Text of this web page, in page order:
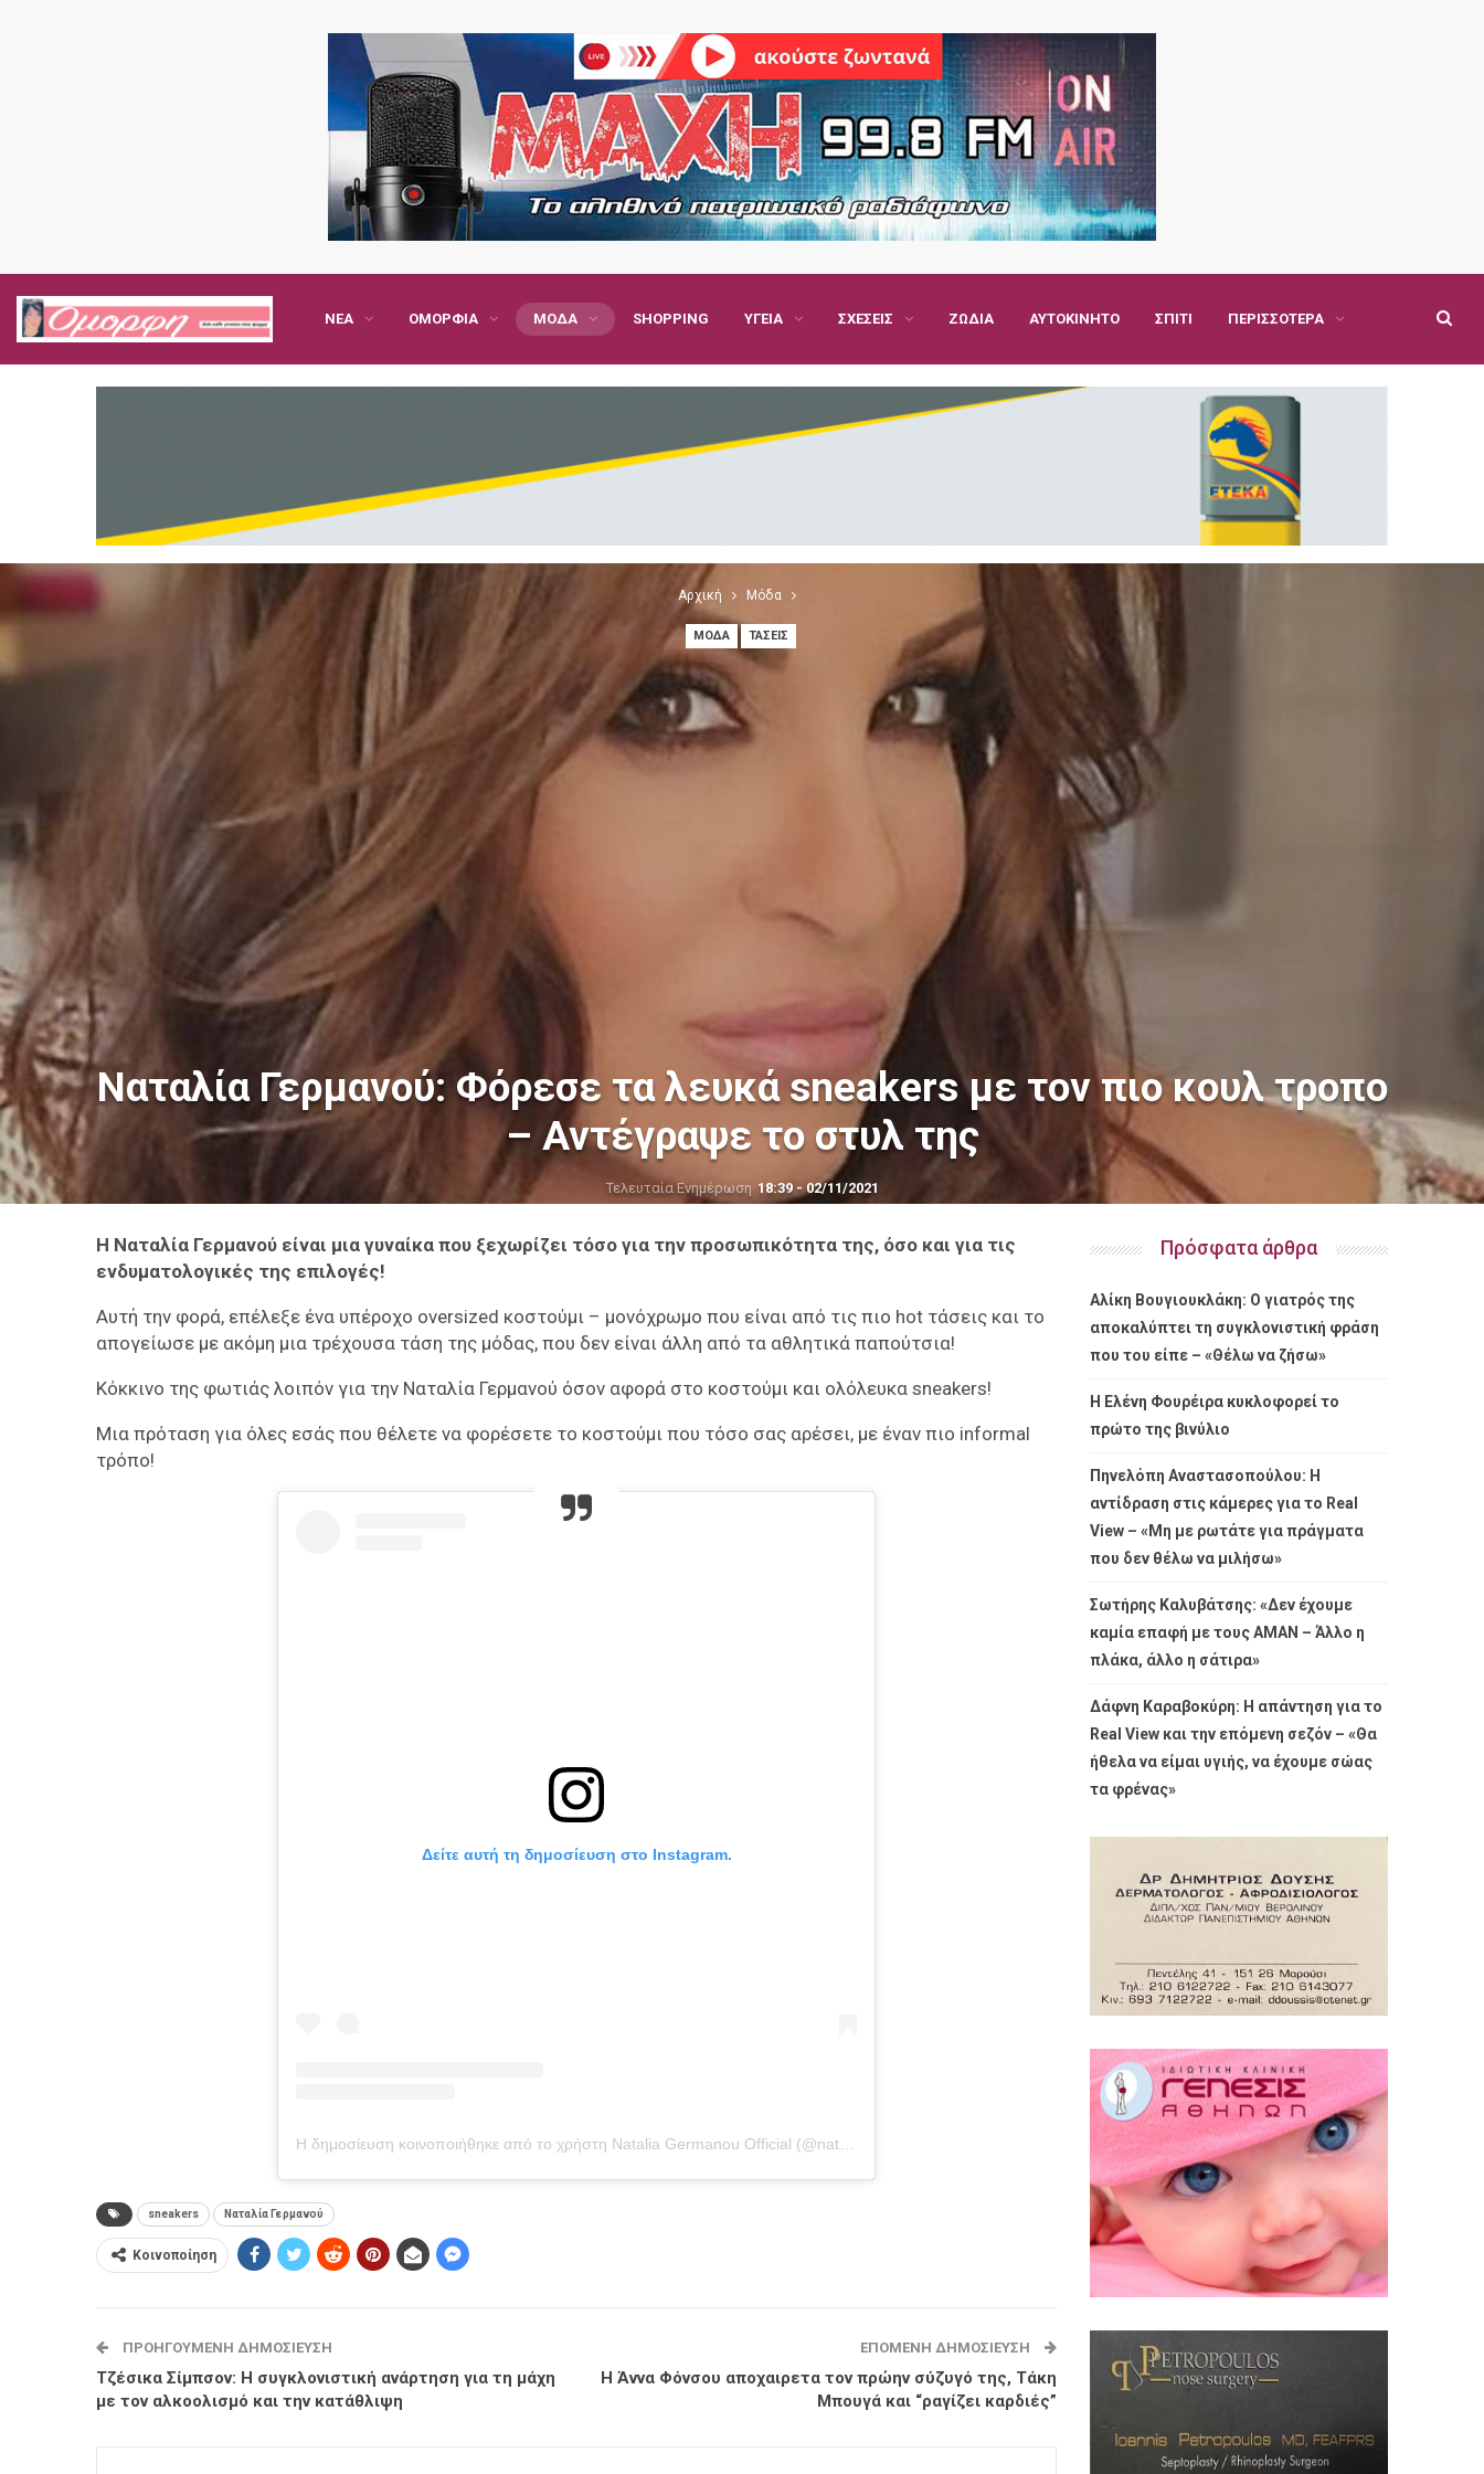
ΝΈΑ ΟΜΟΡΦΙΆ ΜΌΔΑ SHOPPING ΥΓΕΊΑ ΣΧΈΣΕΙΣ ΖΏΔΙΑ ΑΥΤΟΚΊΝΗΤΟ ΣΠΊΤΙ ΠΕΡΙΣΣΌΤΕΡΑ
Αρχική Μόδα
ΜΌΔΑ ΤΆΣΕΙΣ
Ναταλία Γερμανού: Φόρεσε τα λευκά sneakers με τον πιο κουλ τροπο
– Αντέγραψε το στυλ της
Τελευταία Ενημέρωση 18:39 - 02/11/2021
Η Ναταλία Γερμανού είναι μια γυναίκα που ξεχωρίζει τόσο για την προσωπικότητα της, όσο και για τις
ενδυματολογικές της επιλογές!
Αυτή την φορά, επέλεξε ένα υπέροχο oversized κοστούμι – μονόχρωμο που είναι από τις πιο hot τάσεις και το
απογείωσε με ακόμη μια τρέχουσα τάση της μόδας, που δεν είναι άλλη από τα αθλητικά παπούτσια!
Κόκκινο της φωτιάς λοιπόν για την Ναταλία Γερμανού όσον αφορά στο κοστούμι και ολόλευκα sneakers!
Μια πρόταση για όλες εσάς που θέλετε να φορέσετε το κοστούμι που τόσο σας αρέσει, με έναν πιο informal
τρόπο!
Δείτε αυτή τη δημοσίευση στο Instagram.
sneakers Ναταλία Γερμανού
Κοινοποίηση
ΠΡΟΗΓΟΎΜΕΝΗ ΔΗΜΟΣΊΕΥΣΗ
Τζέσικα Σίμπσον: Η συγκλονιστική ανάρτηση για τη μάχη
με τον αλκοολισμό και την κατάθλιψη
ΕΠΌΜΕΝΗ ΔΗΜΟΣΊΕΥΣΗ
Η Άννα Φόνσου αποχαιρετα τον πρώην σύζυγό της, Τάκη
Μπουγά και “ραγίζει καρδιές”
Πρόσφατα άρθρα
Αλίκη Βουγιουκλάκη: Ο γιατρός της
αποκαλύπτει τη συγκλονιστική φράση
που του είπε – «Θέλω να ζήσω»
Η Ελένη Φουρέιρα κυκλοφορεί το
πρώτο της βινύλιο
Πηνελόπη Αναστασοπούλου: Η
αντίδραση στις κάμερες για το Real
View – «Μη με ρωτάτε για πράγματα
που δεν θέλω να μιλήσω»
Σωτήρης Καλυβάτσης: «Δεν έχουμε
καμία επαφή με τους ΑΜΑΝ – Άλλο η
πλάκα, άλλο η σάτιρα»
Δάφνη Καραβοκύρη: Η απάντηση για το
Real View και την επόμενη σεζόν – «Θα
ήθελα να είμαι υγιής, να έχουμε σώας
τα φρένας»